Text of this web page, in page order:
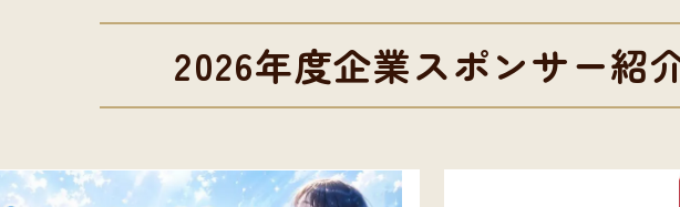
2026年度企業スポンサー紹